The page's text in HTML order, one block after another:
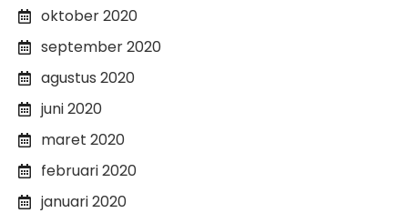
oktober 2020
september 2020
agustus 2020
juni 2020
maret 2020
februari 2020
januari 2020